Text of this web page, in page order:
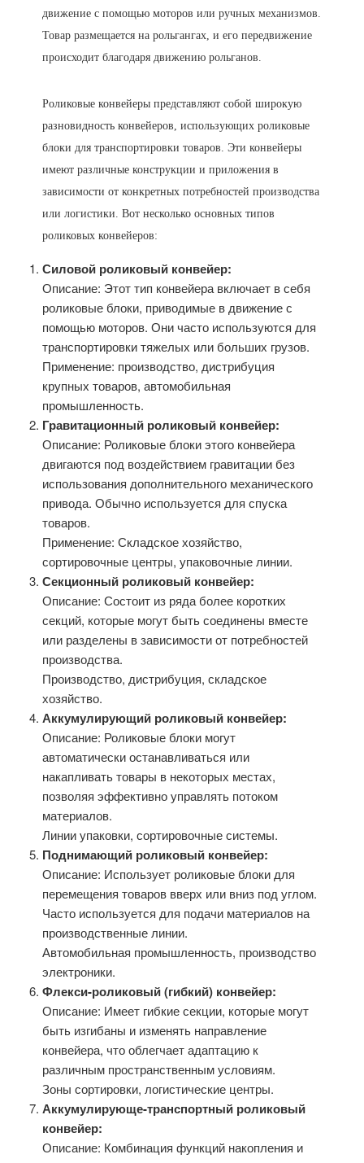
движение с помощью моторов или ручных механизмов.
Товар размещается на рольгангах, и его передвижение
происходит благодаря движению рольганов.
Роликовые конвейеры представляют собой широкую
разновидность конвейеров, использующих роликовые
блоки для транспортировки товаров. Эти конвейеры
имеют различные конструкции и приложения в
зависимости от конкретных потребностей производства
или логистики. Вот несколько основных типов
роликовых конвейеров:
Силовой роликовый конвейер:
Описание: Этот тип конвейера включает в себя
роликовые блоки, приводимые в движение с
помощью моторов. Они часто используются для
транспортировки тяжелых или больших грузов.
Применение: производство, дистрибуция
крупных товаров, автомобильная
промышленность.
Гравитационный роликовый конвейер:
Описание: Роликовые блоки этого конвейера
двигаются под воздействием гравитации без
использования дополнительного механического
привода. Обычно используется для спуска
товаров.
Применение: Складское хозяйство,
сортировочные центры, упаковочные линии.
Секционный роликовый конвейер:
Описание: Состоит из ряда более коротких
секций, которые могут быть соединены вместе
или разделены в зависимости от потребностей
производства.
Производство, дистрибуция, складское
хозяйство.
Аккумулирующий роликовый конвейер:
Описание: Роликовые блоки могут
автоматически останавливаться или
накапливать товары в некоторых местах,
позволяя эффективно управлять потоком
материалов.
Линии упаковки, сортировочные системы.
Поднимающий роликовый конвейер:
Описание: Использует роликовые блоки для
перемещения товаров вверх или вниз под углом.
Часто используется для подачи материалов на
производственные линии.
Автомобильная промышленность, производство
электроники.
Флекси-роликовый (гибкий) конвейер:
Описание: Имеет гибкие секции, которые могут
быть изгибаны и изменять направление
конвейера, что облегчает адаптацию к
различным пространственным условиям.
Зоны сортировки, логистические центры.
Аккумулирующе-транспортный роликовый
конвейер:
Описание: Комбинация функций накопления и